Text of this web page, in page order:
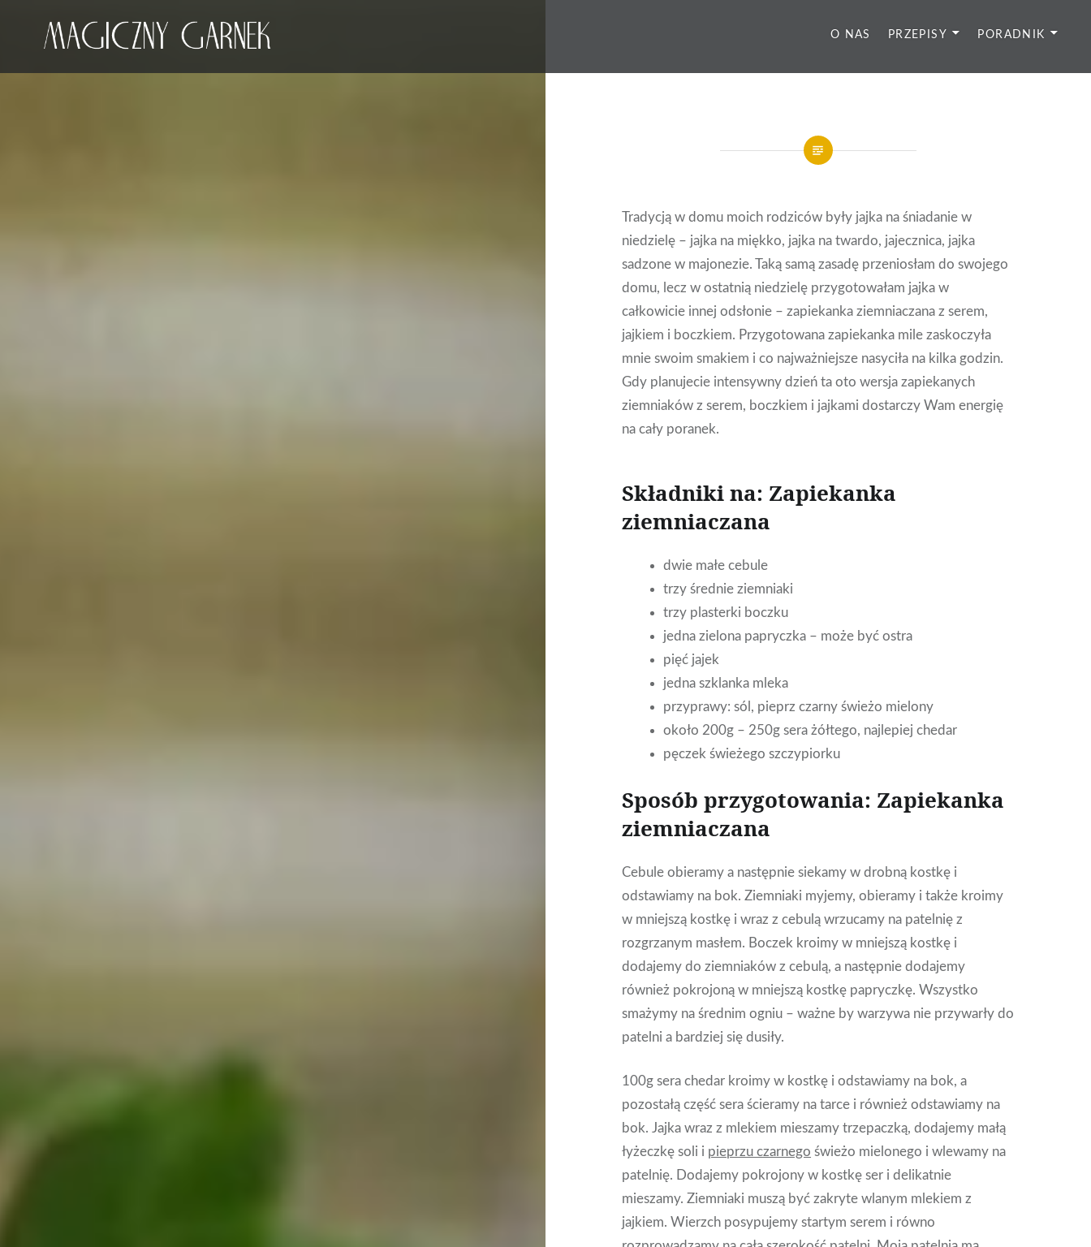
Magiczny Garnek
O NAS PRZEPISY PORADNIK
Tradycją w domu moich rodziców były jajka na śniadanie w
niedzielę – jajka na miękko, jajka na twardo, jajecznica, jajka
sadzone w majonezie. Taką samą zasadę przeniosłam do swojego
domu, lecz w ostatnią niedzielę przygotowałam jajka w
całkowicie innej odsłonie – zapiekanka ziemniaczana z serem,
jajkiem i boczkiem. Przygotowana zapiekanka mile zaskoczyła
mnie swoim smakiem i co najważniejsze nasyciła na kilka godzin.
Gdy planujecie intensywny dzień ta oto wersja zapiekanych
ziemniaków z serem, boczkiem i jajkami dostarczy Wam energię
na cały poranek.
Składniki na: Zapiekanka
ziemniaczana
dwie małe cebule
trzy średnie ziemniaki
trzy plasterki boczku
jedna zielona papryczka – może być ostra
pięć jajek
jedna szklanka mleka
przyprawy: sól, pieprz czarny świeżo mielony
około 200g – 250g sera żółtego, najlepiej chedar
pęczek świeżego szczypiorku
Sposób przygotowania: Zapiekanka
ziemniaczana
Cebule obieramy a następnie siekamy w drobną kostkę i
odstawiamy na bok. Ziemniaki myjemy, obieramy i także kroimy
w mniejszą kostkę i wraz z cebulą wrzucamy na patelnię z
rozgrzanym masłem. Boczek kroimy w mniejszą kostkę i
dodajemy do ziemniaków z cebulą, a następnie dodajemy
również pokrojoną w mniejszą kostkę papryczkę. Wszystko
smażymy na średnim ogniu – ważne by warzywa nie przywarły do
patelni a bardziej się dusiły.
100g sera chedar kroimy w kostkę i odstawiamy na bok, a
pozostałą część sera ścieramy na tarce i również odstawiamy na
bok. Jajka wraz z mlekiem mieszamy trzepaczką, dodajemy małą
łyżeczkę soli i pieprzu czarnego świeżo mielonego i wlewamy na
patelnię. Dodajemy pokrojony w kostkę ser i delikatnie
mieszamy. Ziemniaki muszą być zakryte wlanym mlekiem z
jajkiem. Wierzch posypujemy startym serem i równo